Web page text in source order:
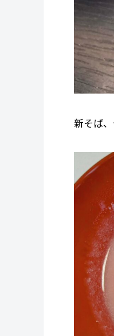
新そば